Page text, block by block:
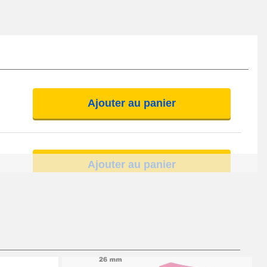
Ajouter au panier
Ajouter au panier